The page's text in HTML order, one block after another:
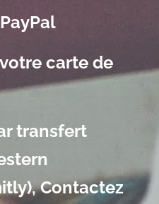
carte de
transfert
Contactez